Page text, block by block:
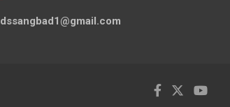
dssangbad1@gmail.com